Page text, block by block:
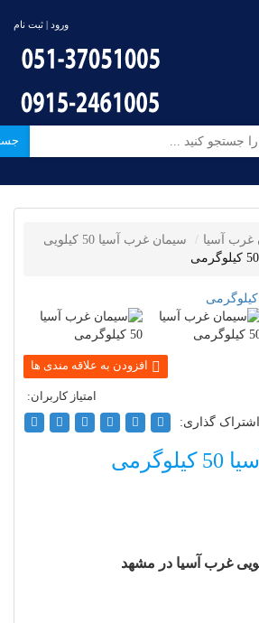
ورود | ثبت نام
غرب آسیا
سیمان غرب آسیا 50 کیلویی
گذاری: